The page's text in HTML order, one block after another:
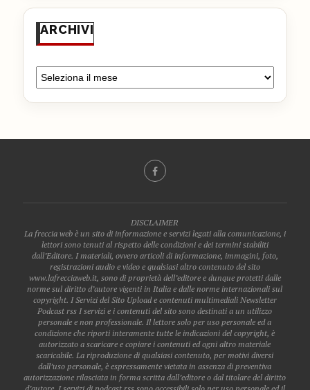
ARCHIVI
DISCLAIMER
La freccia web è un sito di informazione e servizi legati alla comunicazione, i
lettori sono tenuti al rispetto delle condizioni e dei termini stabiliti
dall’Editore. I materiali, ovvero articoli di informazione, immagini, foto,
registrazioni audio e video e qualsiasi altro contenuto del sito
www.lafrecciaweb.it, sono di proprietà dell’editore e dunque protetti dalle
norme sul diritto d’autore vigenti in Italia e dalle norme internazionali sul
copyright. I Servizi del Sito Upload e contenuti multimediali Newsletter
Podcast rss I servizi e i contenuti del sito sono destinati a un utilizzo
personale e non professionale. Il lettore solo per uso personale ed a
condizione che riporti interamente tutte le indicazioni del copyright, è
autorizzato a scaricare e copiare i contenuti ed ogni altro materiale
scaricabile. La riproduzione di qualsiasi contenuto, per motivi diversi
dall’uso personale, è espressamente vietata in assenza di preventiva
autorizzazione rilasciata in forma scritta dall’editore o dal titolare del diritto